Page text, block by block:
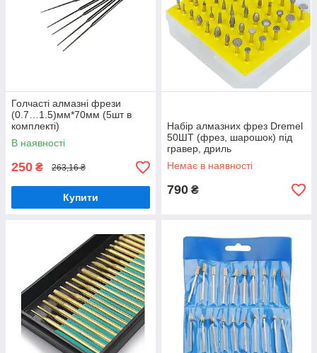
Голчасті алмазні фрези
(0.7…1.5)мм*70мм (5шт в
комплекті)
В наявності
250 ₴ 263,16 ₴
Купити
Набір алмазних фрез Dremel
50ШТ (фрез, шарошок) під
гравер, дриль
Немає в наявності
790 ₴